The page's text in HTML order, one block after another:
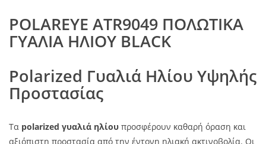
POLAREYE ATR9049 ΠΟΛΩΤΙΚΑ
ΓΥΑΛΙΑ ΗΛΙΟΥ BLACK
Polarized Γυαλιά Ηλίου Υψηλής
Προστασίας
Τα polarized γυαλιά ηλίου προσφέρουν καθαρή όραση και
αξιόπιστη προστασία από την έντονη ηλιακή ακτινοβολία. Οι